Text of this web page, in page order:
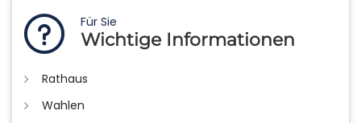
Für Sie
Wichtige Informationen
Rathaus
Wahlen